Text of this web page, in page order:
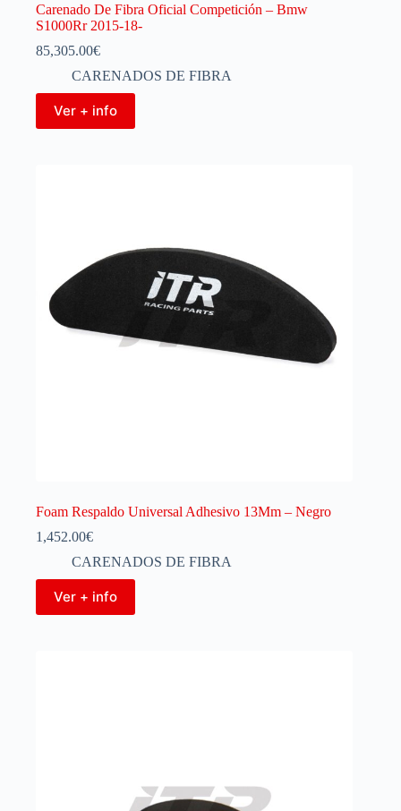
Carenado De Fibra Oficial Competición – Bmw
S1000Rr 2015-18-
85,305.00€
CARENADOS DE FIBRA
Ver + info
Foam Respaldo Universal Adhesivo 13Mm – Negro
1,452.00€
CARENADOS DE FIBRA
Ver + info